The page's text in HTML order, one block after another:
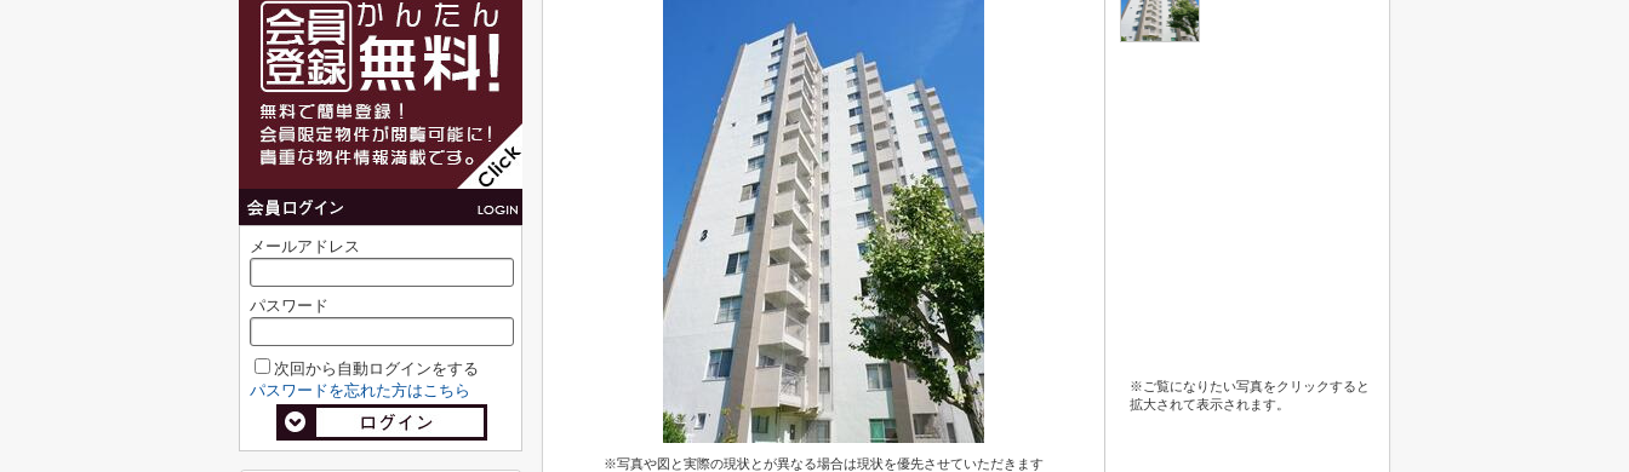
※写真や図と実際の現状とが異なる場合は現状を優先させていただきます
※ご覧になりたい写真をクリックすると
拡大されて表示されます。
メールアドレス
パスワード
次回から自動ログインをする
パスワードを忘れた方はこちら